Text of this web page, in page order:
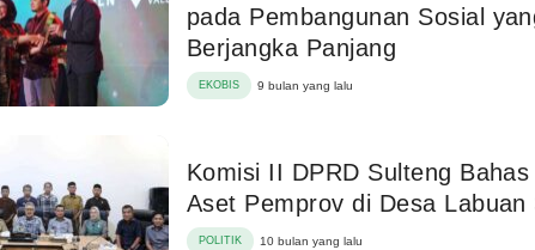
pada Pembangunan Sosial
Berjangka Panjang
EKOBIS 9 bulan yang lalu
Komisi II DPRD Sulteng
Aset Pemprov di Desa Labuan
POLITIK 10 bulan yang lalu